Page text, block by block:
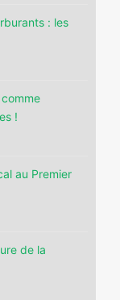
: les
!
au Premier
de la